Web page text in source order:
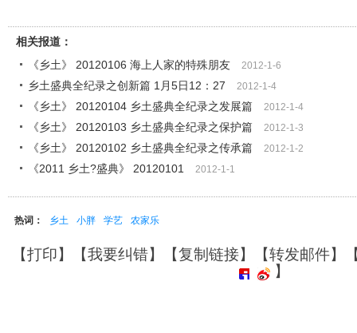
相关报道：
《乡土》 20120106 海上人家的特殊朋友
2012-1-6
乡土盛典全纪录之创新篇 1月5日12：27 2012-1-4
《乡土》 20120104 乡土盛典全纪录之发展篇 2012-1-4
《乡土》 20120103 乡土盛典全纪录之保护篇 2012-1-3
《乡土》 20120102 乡土盛典全纪录之传承篇 2012-1-2
《2011 乡土?盛典》 20120101 2012-1-1
热词： 乡土 小胖 学艺 农家乐
【打印】【我要纠错】【复制链接】【转发邮件】
】